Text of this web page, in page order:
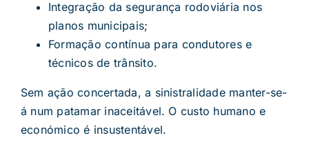
Integração da segurança rodoviária nos
planos municipais;
Formação contínua para condutores e
técnicos de trânsito.
Sem ação concertada, a sinistralidade manter-se-
á num patamar inaceitável. O custo humano e
económico é insustentável.